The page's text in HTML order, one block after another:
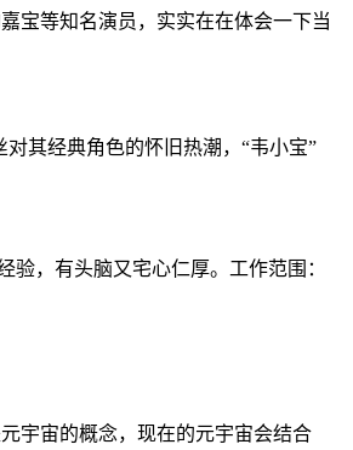
宝等知名演员，实实在在体会一下当
其经典角色的怀旧热潮，“韦小宝”
验，有头脑又宅心仁厚。工作范围：
宇宙的概念，现在的元宇宙会结合